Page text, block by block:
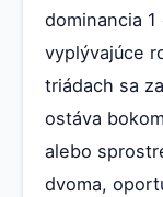
dominancia
vyplývajúce
triádach sa
ostáva
alebo
dvoma,